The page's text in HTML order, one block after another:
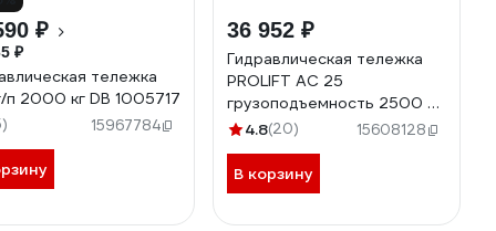
₽
₽
тележка
п 2000 кг DB 1005717
15967784
36 952 ₽
Гидравлическая тележка
PROLIFT AC 25
грузоподъемность 2500 кг,
колеса полиуретан, вилы
L2000
4.8(20) 15608128
В корзину